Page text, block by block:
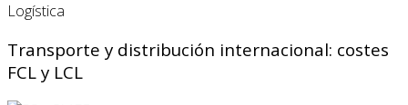
Logística
Transporte y distribución internacional: costes
FCL y LCL